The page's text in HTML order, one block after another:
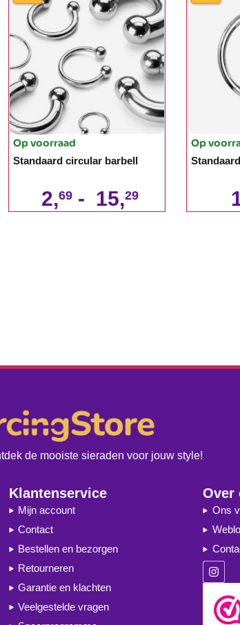
Op voorraad
Standaard circular barbell
2,69 - 15,29
Op
de mooiste sieraden voor jouw style!
Klantenservice
Mijn account
Contact
Bestellen en bezorgen
Retourneren
Garantie en klachten
Veelgestelde vragen
Over
Ons